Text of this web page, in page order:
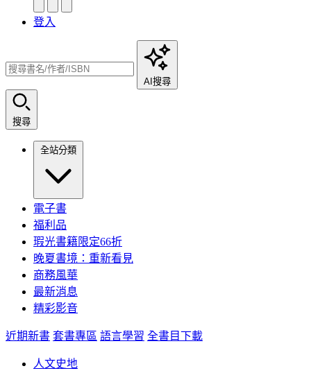
登入
AI搜尋
搜尋
全站分類
電子書
福利品
瑕光書籍限定66折
晚夏書境：重新看見
商務風華
最新消息
精彩影音
近期新書 套書專區 語言學習 全書目下載
人文史地